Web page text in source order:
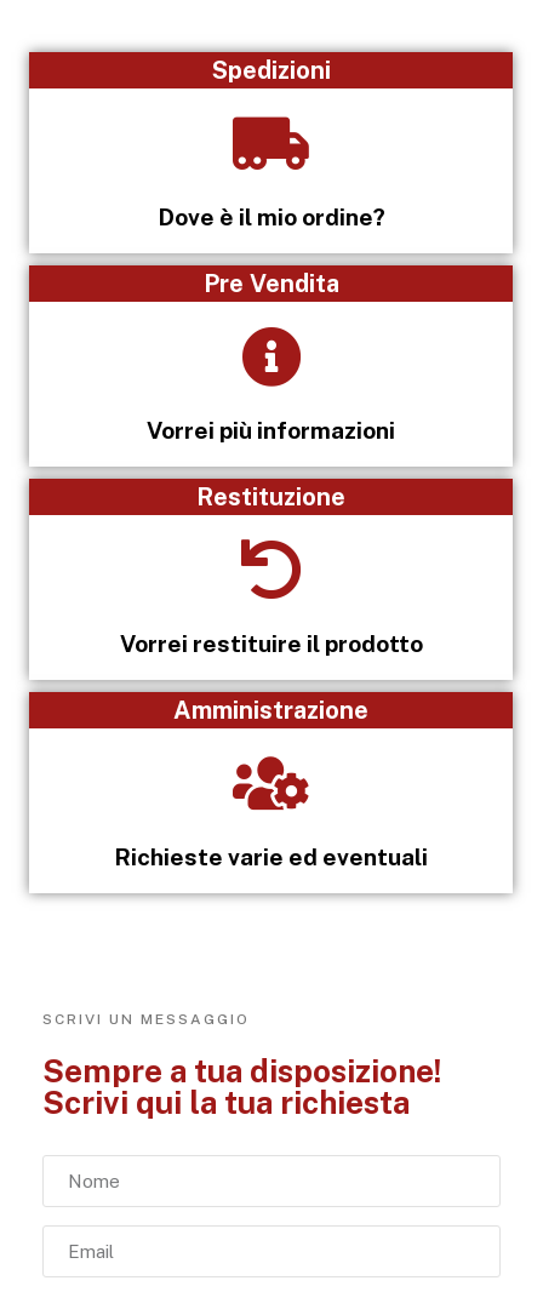
Spedizioni
Dove è il mio ordine?
Pre Vendita
Vorrei più informazioni
Restituzione
Vorrei restituire il prodotto
Amministrazione
Richieste varie ed eventuali
SCRIVI UN MESSAGGIO
Sempre a tua disposizione!
Scrivi qui la tua richiesta